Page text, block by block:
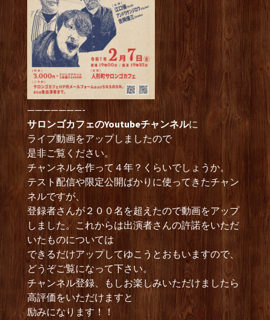
———————-
サロンゴカフェのYoutubeチャンネルに
ライブ動画をアップしましたので
是非ご覧ください。
チャンネルを作って４年？くらいでしょうか。
テスト配信や限定公開ばかりに使ってきたチャン
ネルですが、
登録者さんが２００名を超えたので動画をアップ
しました。これからは出演者さんの許諾をいただ
いたものについては
できるだけアップしてゆこうとおもいますので、
どうぞご覧になって下さい。
チャンネル登録、もしお楽しみいただけましたら
高評価をいただけますと
励みになります！！